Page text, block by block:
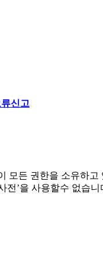
신고
모든 권한을 소유하고
전’을 사용할수 없습니